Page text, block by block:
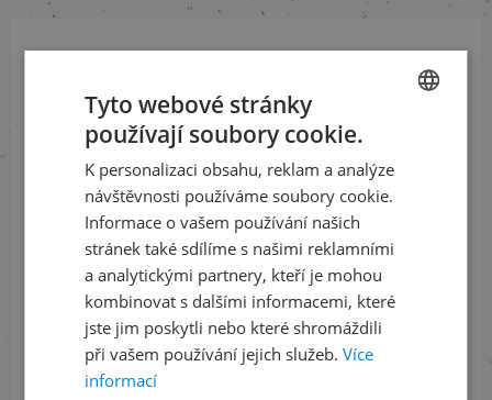
a buďte jako první v obraze
ODEBÍRAT NEWSLETTER
Sledujte nás na sociálních sítích
LinkedInflickr
ENGLISH
Tyto webové stránky
používají soubory cookie.
K personalizaci obsahu, reklam a analýze
návštěvnosti používáme soubory cookie.
Informace o vašem používání našich
stránek také sdílíme s našimi reklamními
a analytickými partnery, kteří je mohou
kombinovat s dalšími informacemi, které
jste jim poskytli nebo které shromáždili
při vašem používání jejich služeb. Více
informací